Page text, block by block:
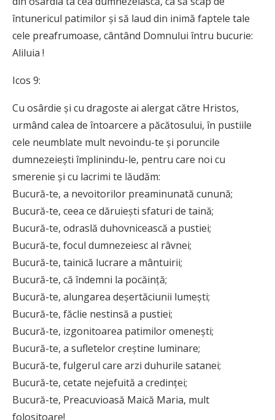
întunericul patimilor și să laud din inimă faptele tale
cele preafrumoase, cântând Domnului întru bucurie:
Aliluia !
Icos 9:
Cu osârdie și cu dragoste ai alergat către Hristos,
urmând calea de întoarcere a păcătosului, în pustiile
cele neumblate mult ne­voindu-te și poruncile
dumnezeiești împlinindu-le, pentru care noi cu
smerenie și cu lacrimi te lăudăm:
Bucură-te, a nevoitorilor preaminunată cunună;
Bucură-te, ceea ce dăruiești sfaturi de taină;
Bucură-te, odraslă duhovnicească a pustiei;
Bucură-te, focul dumnezeiesc al râvnei;
Bucură-te, tainică lucrare a mântuirii;
Bucură-te, că îndemni la pocăință;
Bucură-te, alungarea deșertăciunii lumești;
Bucură-te, făclie nestinsă a pustiei;
Bucură-te, izgonitoarea patimilor omenești;
Bucură-te, a sufletelor creștine luminare;
Bucură-te, fulgerul care arzi duhurile satanei;
Bucură-te, cetate nejefuită a credinței;
Bucură-te, Preacuvioasă Maică Maria, mult
folositoare!